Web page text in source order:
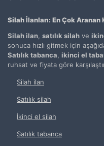
Silah İlanları: En Çok Aranan
Silah ilan satılık silah ve
sonuca hızlı gitmek için
Satılık tabanca ikinci el
ruhsat ve fiyata göre
Silah ilan
Satılık silah
İkinci el silah
Satılık tabanca